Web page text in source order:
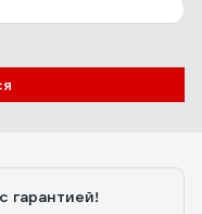
гарантией!